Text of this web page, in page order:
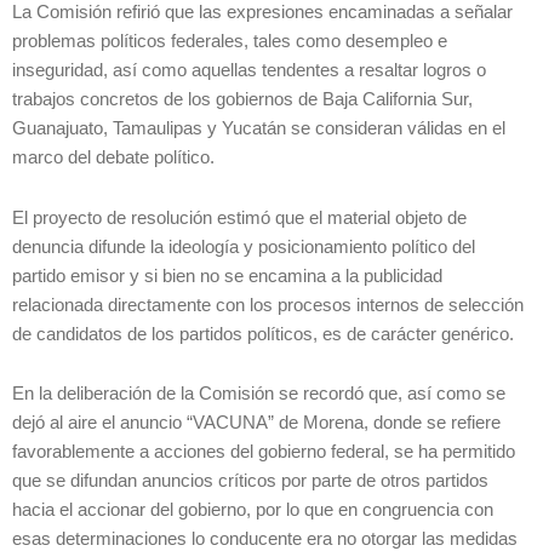
La Comisión refirió que las expresiones encaminadas a señalar
problemas políticos federales, tales como desempleo e
inseguridad, así como aquellas tendentes a resaltar logros o
trabajos concretos de los gobiernos de Baja California Sur,
Guanajuato, Tamaulipas y Yucatán se consideran válidas en el
marco del debate político.
El proyecto de resolución estimó que el material objeto de
denuncia difunde la ideología y posicionamiento político del
partido emisor y si bien no se encamina a la publicidad
relacionada directamente con los procesos internos de selección
de candidatos de los partidos políticos, es de carácter genérico.
En la deliberación de la Comisión se recordó que, así como se
dejó al aire el anuncio “VACUNA” de Morena, donde se refiere
favorablemente a acciones del gobierno federal, se ha permitido
que se difundan anuncios críticos por parte de otros partidos
hacia el accionar del gobierno, por lo que en congruencia con
esas determinaciones lo conducente era no otorgar las medidas